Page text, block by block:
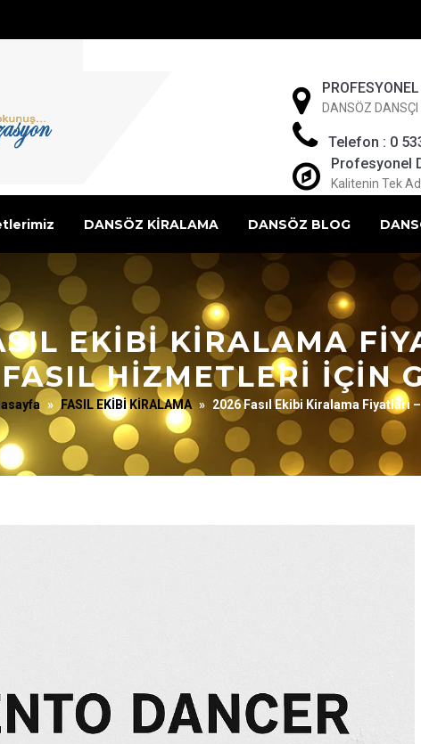
DANSÖZ
Telefon : 0
Profesyonel
Kalitenin Tek
DANSÖZ KİRALAMA DANSÖZ BLOG
EKIBI KIRALAMA
FASIL HIZMETLERI IÇIN
» FASIL EKİBİ KİRALAMA » 2026 Fasıl Ekibi Kiralama